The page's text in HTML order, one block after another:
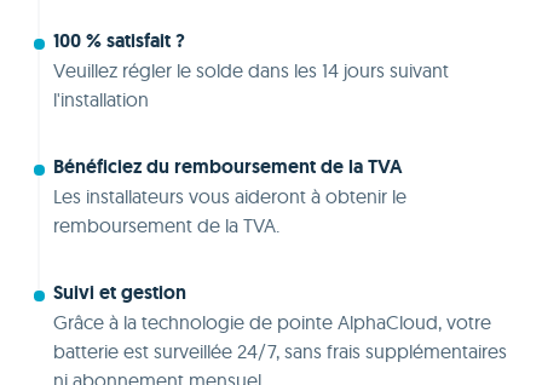
100 % satisfait ?
Veuillez régler le solde dans les 14 jours suivant
l'installation
Bénéficiez du remboursement de la TVA
Les installateurs vous aideront à obtenir le
remboursement de la TVA.
Suivi et gestion
Grâce à la technologie de pointe AlphaCloud, votre
batterie est surveillée 24/7, sans frais supplémentaires